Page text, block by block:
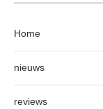
Home
nieuws
reviews